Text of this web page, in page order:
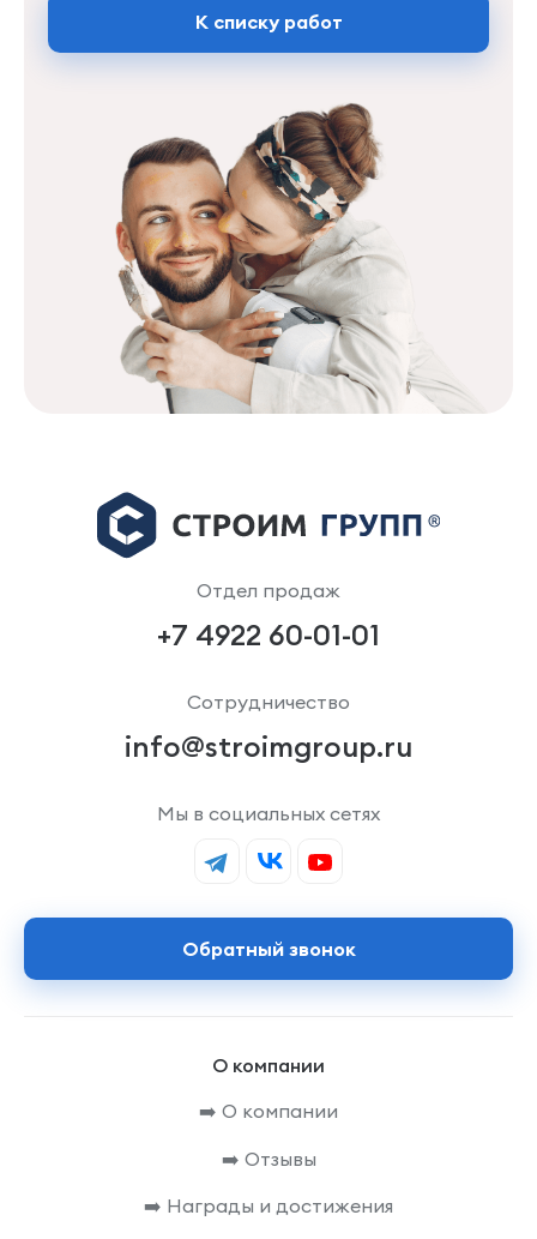
К списку работ
О компании
➡️ О компании
➡️ Отзывы
➡️ Награды и достижения
Отдел продаж
+7 4922 60-01-01
Сотрудничество
info@stroimgroup.ru
Мы в социальных сетях
Обратный звонок